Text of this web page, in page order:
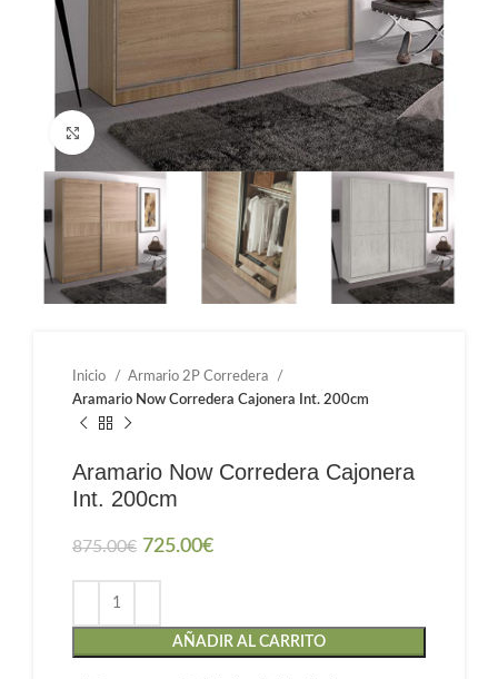
Haga clic para ampliar
Inicio
Armario 2P Corredera
Aramario Now Corredera Cajonera Int. 200cm
Aramario Now Corredera Cajonera
Int. 200cm
875.00€ 725.00€
AÑADIR AL CARRITO